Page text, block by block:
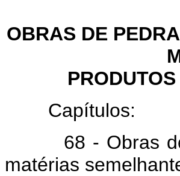
OBRAS DE
Capítulos:
68 - Obras de
matérias